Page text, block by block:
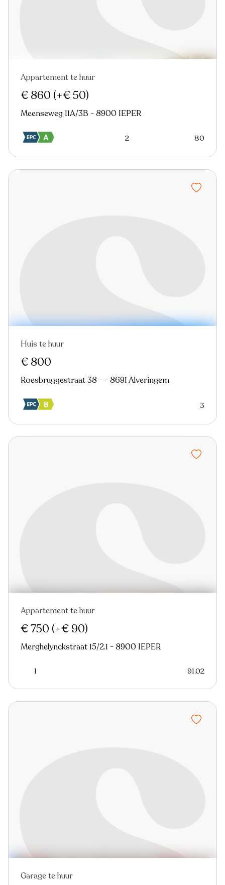
Nieuw
Appartement te huur
€ 860 (+€ 50)
Meenseweg 11A/3B - 8900 IEPER
2 80
Nieuw
Huis te huur
€ 800
Roesbruggestraat 38 - - 8691 Alveringem
3
Nieuw Virtual tour
Appartement te huur
€ 750 (+€ 90)
Merghelynckstraat 15/2.1 - 8900 IEPER
1 91.02
Nieuw
Garage te huur